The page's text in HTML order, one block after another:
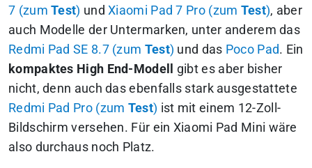
7 (zumTest) undXiaomi Pad 7 Pro (zum Test), aber
auch Modelle der Untermarken, unter anderem das
Redmi Pad SE 8.7 (zum Test) und das Poco Pad. Ein
kompaktes High End-Modell
gibt es aber bisher
nicht, denn auch das ebenfalls stark ausgestattete
Redmi Pad Pro (zum Test) ist mit einem 12-Zoll-
Bildschirm versehen. Für ein Xiaomi Pad Mini wäre
also durchaus noch Platz.